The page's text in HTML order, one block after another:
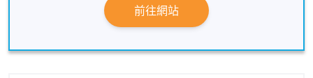
前往網站